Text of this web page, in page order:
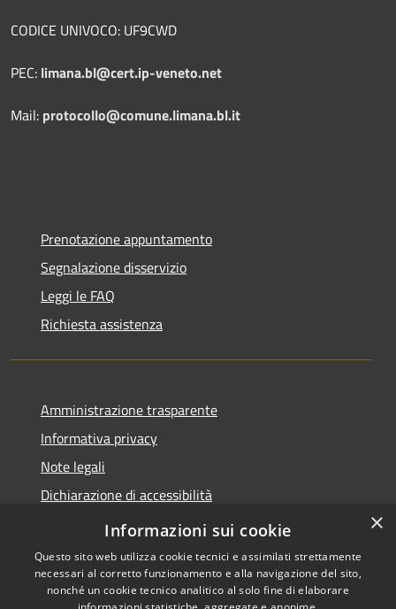
CODICE UNIVOCO: UF9CWD
PEC: limana.bl@cert.ip-veneto.net
Mail: protocollo@comune.limana.bl.it
Prenotazione appuntamento
Segnalazione disservizio
Leggi le FAQ
Richiesta assistenza
Amministrazione trasparente
Informativa privacy
Note legali
Dichiarazione di accessibilità
Moduli Privacy Amministrazione trasparente
×
Informazioni sui cookie
Questo sito web utilizza cookie tecnici e assimilati strettamente
necessari al corretto funzionamento e alla navigazione del sito,
nonché un cookie tecnico analitico al solo fine di elaborare